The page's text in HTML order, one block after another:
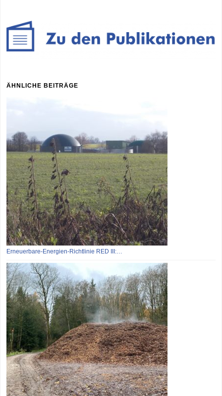
ÄHNLICHE BEITRÄGE
Erneuerbare-Energien-Richtlinie RED III:…